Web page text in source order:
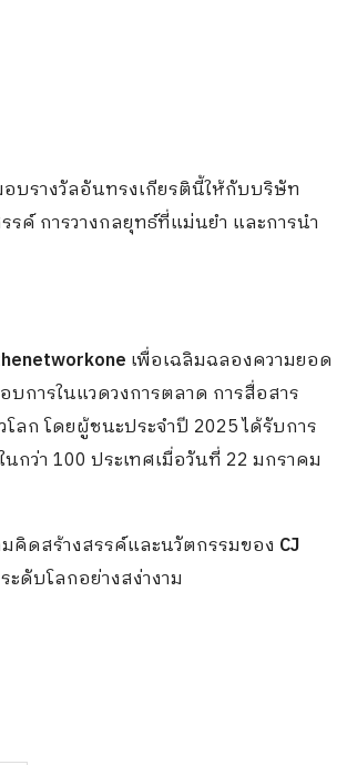
บรางวัลอันทรงเกียรตินี้ให้กับบริษัท
รค์ การวางกลยุทธ์ที่แม่นยำ และการนำ
เพื่อเฉลิมฉลองความยอด
ารในแวดวงการตลาด การสื่อสาร
ก โดยผู้ชนะประจำปี 2025 ได้รับการ
ว่า 100 ประเทศเมื่อวันที่ 22 มกราคม
คิดสร้างสรรค์และนวัตกรรมของ CJ
ดับโลกอย่างสง่างาม